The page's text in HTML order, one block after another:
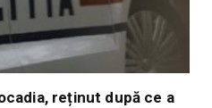
reținut după ce a